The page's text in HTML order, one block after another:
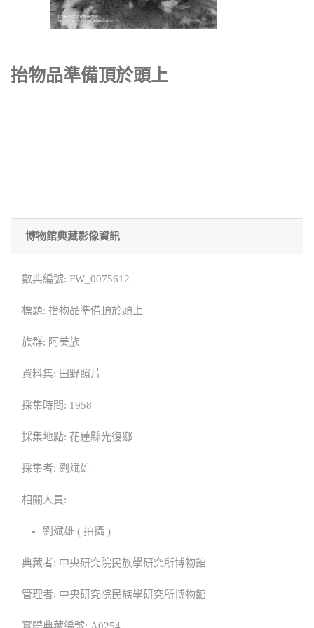
抬物品準備頂於頭上
博物館典藏影像資訊
數典編號: FW_0075612
標題: 抬物品準備頂於頭上
族群: 阿美族
資料集: 田野照片
採集時間: 1958
採集地點: 花蓮縣光復鄉
採集者: 劉斌雄
相關人員:
劉斌雄 ( 拍攝 )
典藏者: 中央研究院民族學研究所博物館
管理者: 中央研究院民族學研究所博物館
實體典藏編號: A0254